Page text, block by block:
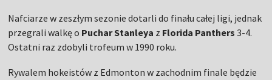
Nafciarze w zeszłym sezonie dotarli do finału całej ligi, jednak
przegrali walkę o Puchar Stanleya z Florida Panthers 3-4.
Ostatni raz zdobyli trofeum w 1990 roku.
Rywalem hokeistów z Edmonton w zachodnim finale będzie